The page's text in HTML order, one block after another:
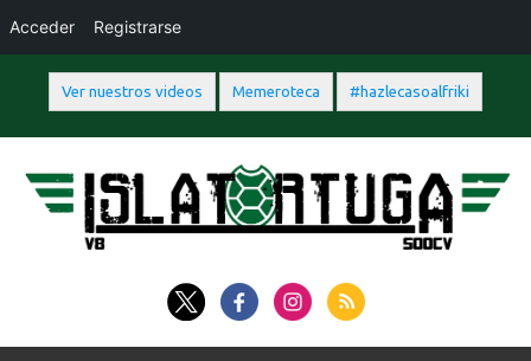
Ver nuestros videos Memeroteca #hazlecasoalfriki
contenido
Acceder Registrarse